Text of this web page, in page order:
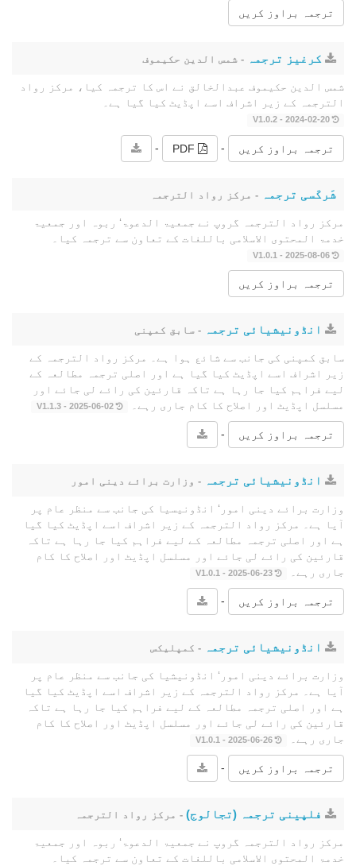
ترجمہ براوز کریں
کرغیز ترجمہ - شمس الدین حکیموف
شمس الدین حکیموف عبدالخالق نے اس کا ترجمہ کیا، مرکز رواد
الترجمہ کے زیر اشراف اسے اپڈیٹ کیا گیا ہے۔
2024-02-20 - V1.0.2
ترجمہ براوز کریں -
-
شَرکَسی ترجمہ - مرکز رواد الترجمہ
مرکز رواد الترجمہ گروپ نے جمعیۃ الدعوۃ‘ ربوہ اور جمعیۃ
خدمۃ المحتوى الاسلامی باللغات کے تعاون سے ترجمہ کیا۔
2025-08-06 - V1.0.1
ترجمہ براوز کریں
انڈونیشیائی ترجمہ - سابق کمپنی
سابق کمپنی کی جانب سے شائع ہوا ہے۔ مرکز رواد الترجمہ کے
زیر اشراف اسے اپڈیٹ کیا گیا ہے اور اصلی ترجمہ مطالعہ کے
لیے فراہم کیا جا رہا ہے تاکہ قارئین کی رائے لی جائے اور
مسلسل اپڈیٹ اور اصلاح کا کام جاری رہے۔
2025-06-02 - V1.1.3
ترجمہ براوز کریں -
انڈونیشیائی ترجمہ - وزارت برائے دینی امور
وزارت برائے دینی امور‘ انڈونیسیا کی جانب سے منظر عام پر
آیا ہے۔ مرکز رواد الترجمہ کے زیر اشراف اسے اپڈیٹ کیا گیا
ہے اور اصلی ترجمہ مطالعہ کے لیے فراہم کیا جا رہا ہے تاکہ
قارئین کی رائے لی جائے اور مسلسل اپڈیٹ اور اصلاح کا کام
جاری رہے۔
2025-06-23 - V1.0.1
ترجمہ براوز کریں -
انڈونیشیائی ترجمہ - کمپلیکس
وزارت برائے دینی امور‘ انڈونیشیا کی جانب سے منظر عام پر
آیا ہے۔ مرکز رواد الترجمہ کے زیر اشراف اسے اپڈیٹ کیا گیا
ہے اور اصلی ترجمہ مطالعہ کے لیے فراہم کیا جا رہا ہے تاکہ
قارئین کی رائے لی جائے اور مسلسل اپڈیٹ اور اصلاح کا کام
جاری رہے۔
2025-06-26 - V1.0.1
ترجمہ براوز کریں -
فلپینی ترجمہ (تجالوج) - مرکز رواد الترجمہ
مرکز رواد الترجمہ گروپ نے جمعیۃ الدعوۃ‘ ربوہ اور جمعیۃ
خدمۃ المحتوى الاسلامی باللغات کے تعاون سے ترجمہ کیا۔